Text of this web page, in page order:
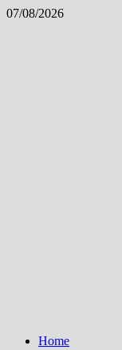
Skip
07/08/2026
Home